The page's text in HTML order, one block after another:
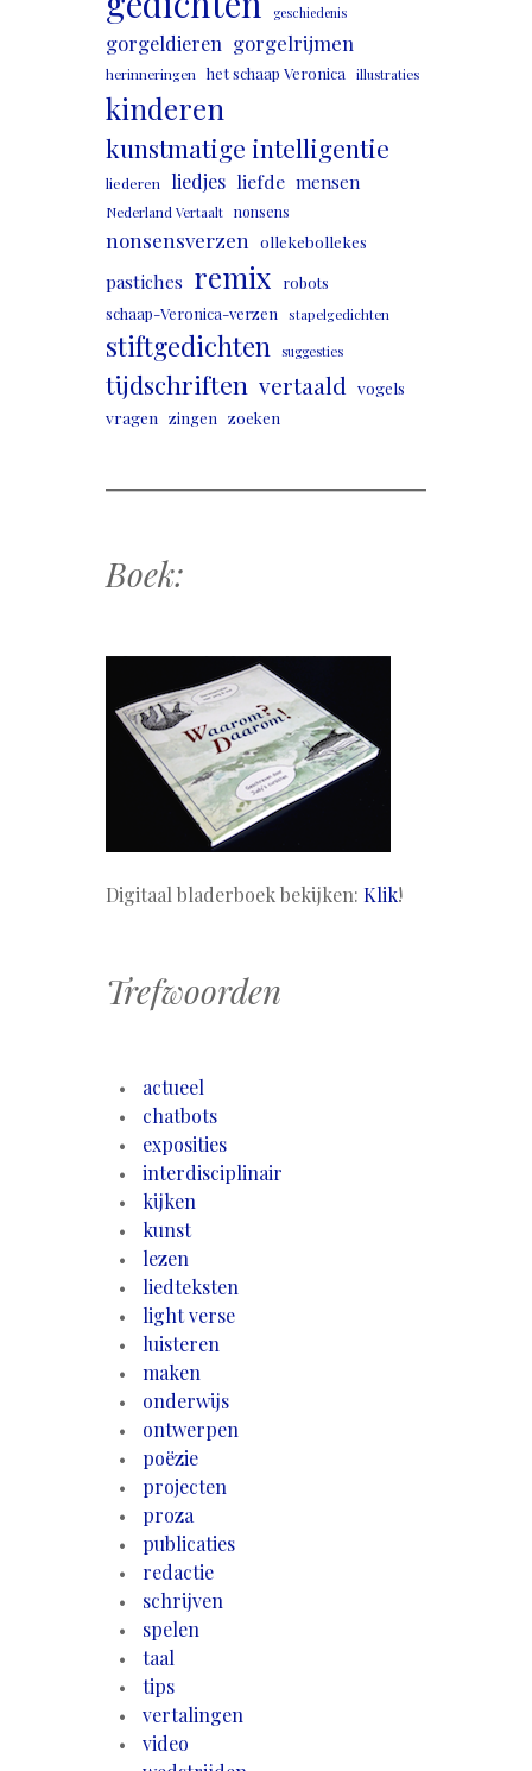
geschiedenis
gorgeldieren gorgelrijmen
herinneringen het schaap Veronica illustraties
kinderen
kunstmatige intelligentie
liederen liedjes liefde mensen
Nederland Vertaalt nonsens
nonsensverzen ollekebollekes
pastiches remix
robots
schaap-Veronica-verzen stapelgedichten
stiftgedichten suggesties
tijdschriften vertaald vogels
vragen zingen zoeken
Boek:
Digitaal bladerboek bekijken: Klik!
Trefwoorden
actueel
chatbots
exposities
interdisciplinair
kijken
kunst
lezen
liedteksten
light verse
luisteren
maken
onderwijs
ontwerpen
poëzie
projecten
proza
publicaties
redactie
schrijven
spelen
taal
tips
vertalingen
video